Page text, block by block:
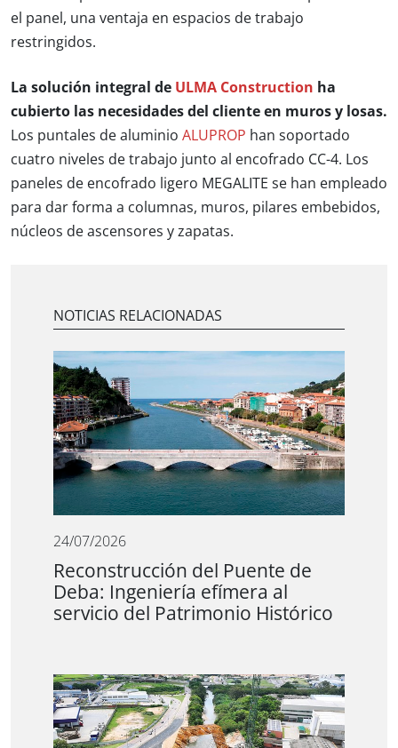
el panel, una ventaja en espacios de trabajo
restringidos.
La solución integral de ULMA Construction ha
cubierto las necesidades del cliente en muros y losas.
Los puntales de aluminio ALUPROP han soportado
cuatro niveles de trabajo junto al encofrado CC-4. Los
paneles de encofrado ligero MEGALITE se han empleado
para dar forma a columnas, muros, pilares embebidos,
núcleos de ascensores y zapatas.
NOTICIAS RELACIONADAS
24/07/2026
Reconstrucción del Puente de
Deba: Ingeniería efímera al
servicio del Patrimonio Histórico